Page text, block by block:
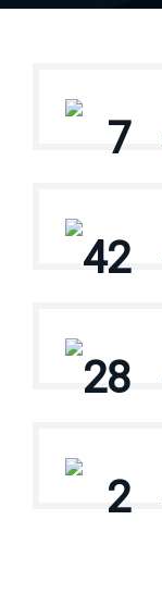
7
42
28
2